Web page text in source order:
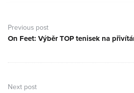
pro
příspěvek
Previous post
Previous
On Feet: Výběr TOP tenisek na
Next post